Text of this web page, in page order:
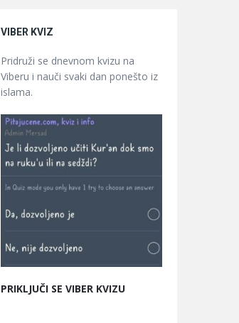
VIBER KVIZ
Pridruži se dnevnom kvizu na
Viberu i nauči svaki dan ponešto iz
islama.
PRIKLJUČI SE VIBER KVIZU